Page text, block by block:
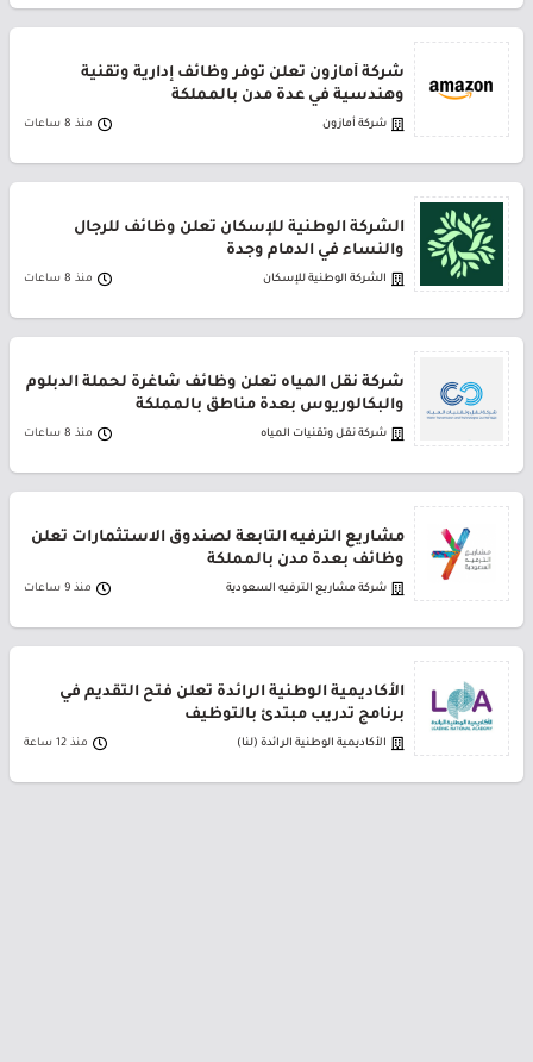
شركة أمازون تعلن توفر وظائف إدارية وتقنية
وهندسية في عدة مدن بالمملكة
شركة أمازون منذ 8 ساعات
الشركة الوطنية للإسكان تعلن وظائف للرجال
والنساء في الدمام وجدة
الشركة الوطنية للإسكان منذ 8 ساعات
شركة نقل المياه تعلن وظائف شاغرة لحملة الدبلوم
والبكالوريوس بعدة مناطق بالمملكة
شركة نقل وتقنيات المياه منذ 8 ساعات
مشاريع الترفيه التابعة لصندوق الاستثمارات تعلن
وظائف بعدة مدن بالمملكة
شركة مشاريع الترفيه السعودية منذ 9 ساعات
الأكاديمية الوطنية الرائدة تعلن فتح التقديم في
برنامج تدريب مبتدئ بالتوظيف
الأكاديمية الوطنية الرائدة (لنا) منذ 12 ساعة